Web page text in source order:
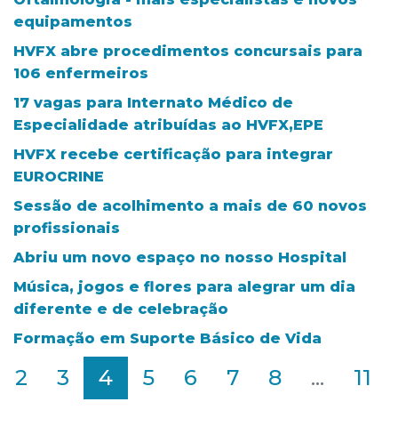
equipamentos
HVFX abre procedimentos concursais para
106 enfermeiros
17 vagas para Internato Médico de
Especialidade atribuídas ao HVFX,EPE
HVFX recebe certificação para integrar
EUROCRINE
Sessão de acolhimento a mais de 60 novos
profissionais
Abriu um novo espaço no nosso Hospital
Música, jogos e flores para alegrar um dia
diferente e de celebração
Formação em Suporte Básico de Vida
2 3 4 5 6 7 8 ... 11